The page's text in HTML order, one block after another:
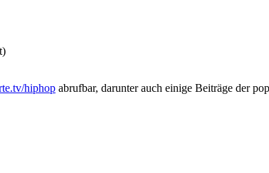
hiphop abrufbar, darunter auch einige Beiträge der